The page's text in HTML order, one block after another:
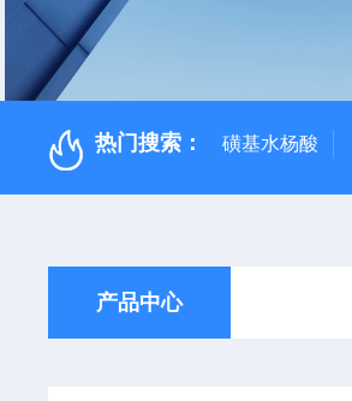
热门搜索： 磺基水杨酸
产品中心